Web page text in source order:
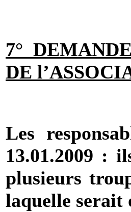
7°
DE
Les
13.01.2009 :
plusieurs
laquelle serait